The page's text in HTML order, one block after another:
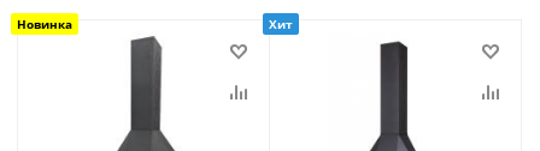
Новинка Хит